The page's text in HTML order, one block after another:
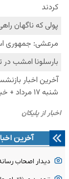
آخرین
دیدار اصحاب